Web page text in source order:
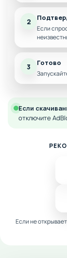
2
Если
3 Готово
Если
отключите
Если не